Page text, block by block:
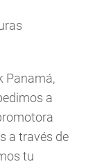
Panamá,
a
a través de
tu